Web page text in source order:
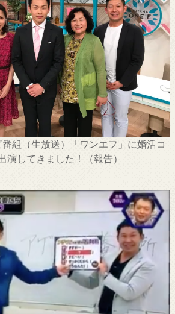
組（生放送）「ワンエフ」に婚活コ
演してきました！（報告）